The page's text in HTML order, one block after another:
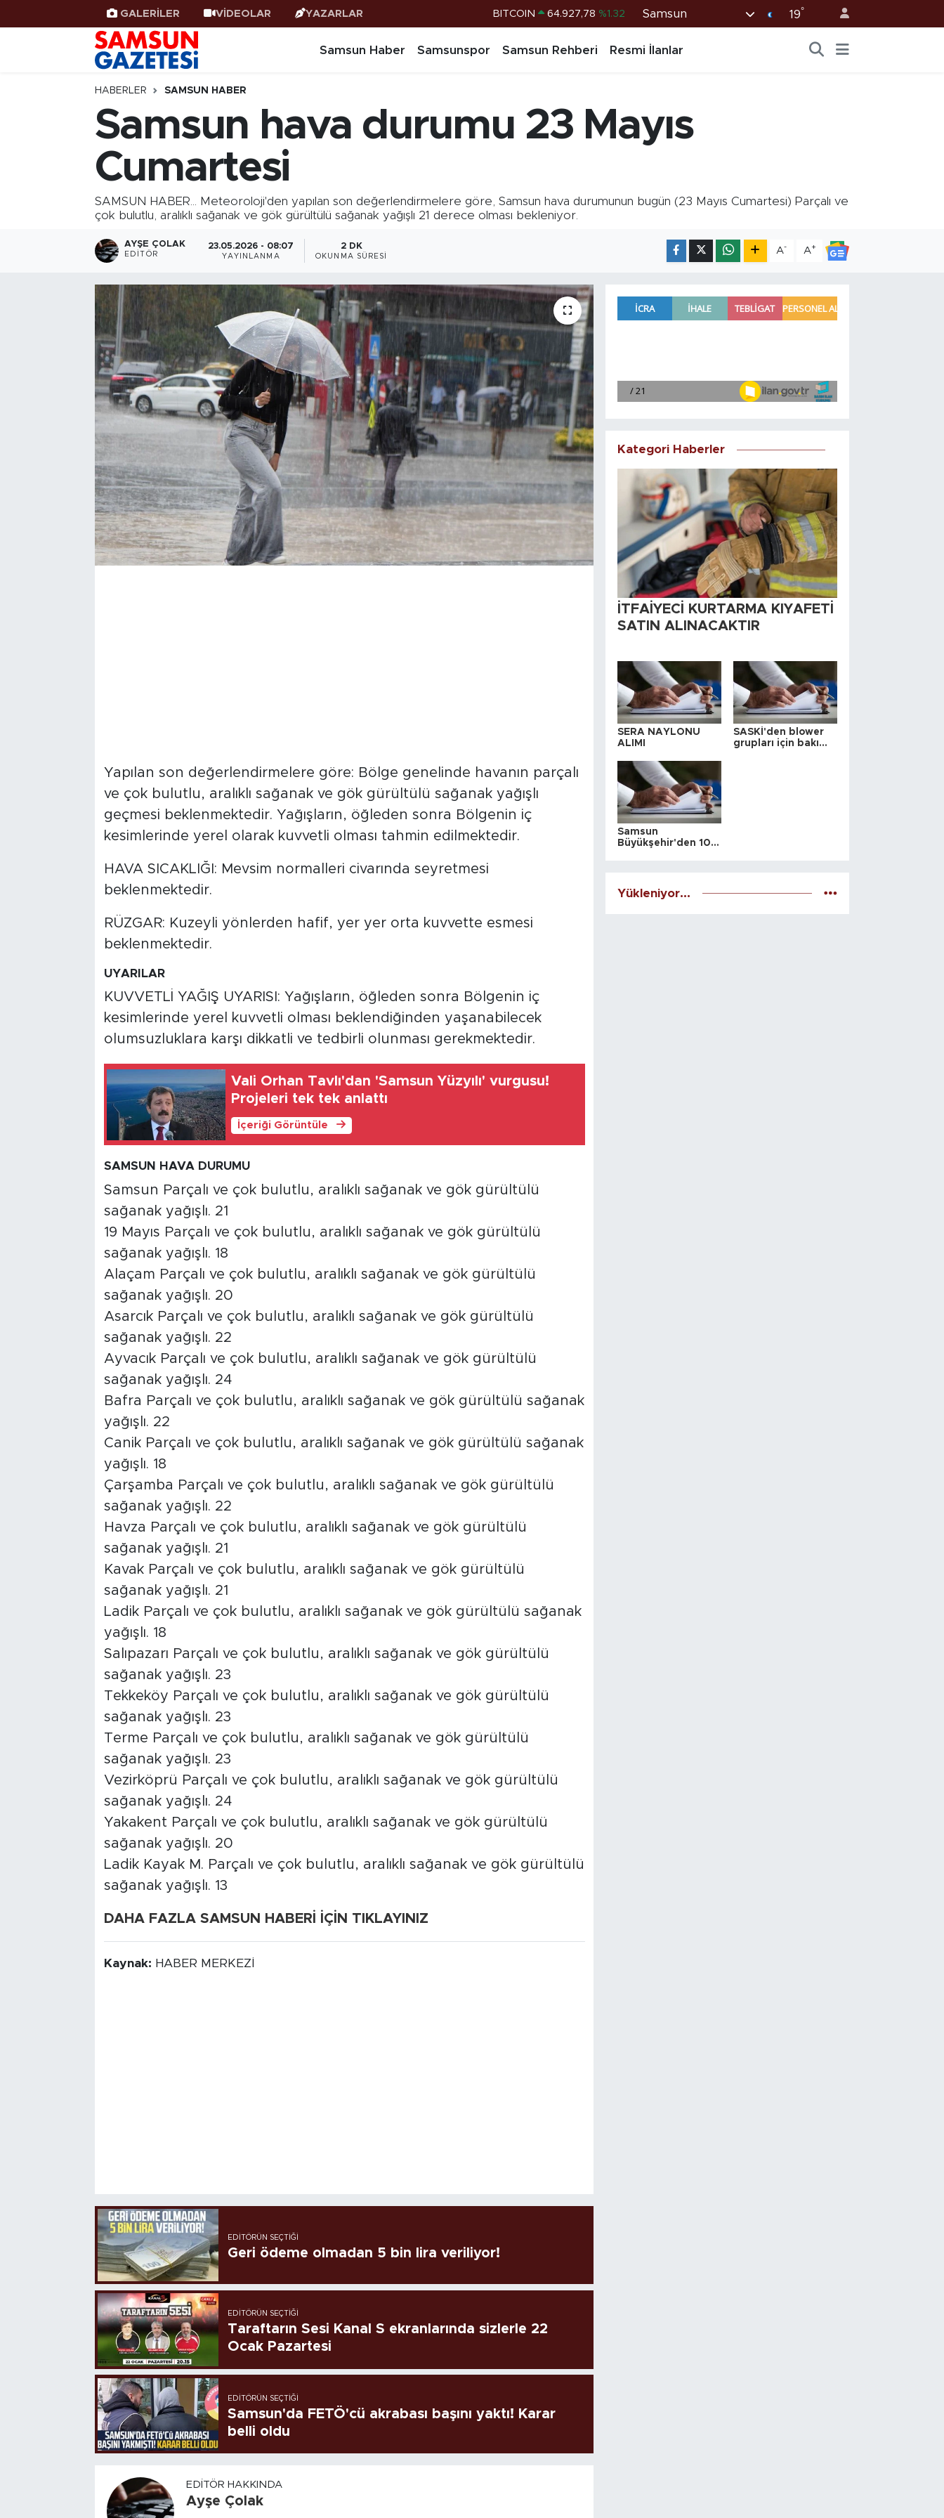
GALERİLER VİDEOLAR YAZARLAR DOLAR 47,5894 %0.08
BİST100 13.703 %11
BITCOIN 64.927,78 %1.32
Samsun 19°
Samsun Haber Samsunspor Samsun Rehberi Resmi İlanlar
HABERLER SAMSUN HABER
Samsun hava durumu 23 Mayıs
Cumartesi
SAMSUN HABER... Meteoroloji'den yapılan son değerlendirmelere göre, Samsun hava durumunun bugün (23 Mayıs Cumartesi) Parçalı ve
çok bulutlu, aralıklı sağanak ve gök gürültülü sağanak yağışlı 21 derece olması bekleniyor.
AYŞE ÇOLAK
EDITÖR
23.05.2026 - 08:07
YAYINLANMA
2 DK
OKUNMA SÜRESI
A- A+
Yapılan son değerlendirmelere göre: Bölge genelinde havanın parçalı
ve çok bulutlu, aralıklı sağanak ve gök gürültülü sağanak yağışlı
geçmesi beklenmektedir. Yağışların, öğleden sonra Bölgenin iç
kesimlerinde yerel olarak kuvvetli olması tahmin edilmektedir.
HAVA SICAKLIĞI: Mevsim normalleri civarında seyretmesi
beklenmektedir.
RÜZGAR: Kuzeyli yönlerden hafif, yer yer orta kuvvette esmesi
beklenmektedir.
UYARILAR
KUVVETLİ YAĞIŞ UYARISI: Yağışların, öğleden sonra Bölgenin iç
kesimlerinde yerel kuvvetli olması beklendiğinden yaşanabilecek
olumsuzluklara karşı dikkatli ve tedbirli olunması gerekmektedir.
Vali Orhan Tavlı'dan 'Samsun Yüzyılı' vurgusu!
Projeleri tek tek anlattı
İçeriği Görüntüle
SAMSUN HAVA DURUMU
Samsun Parçalı ve çok bulutlu, aralıklı sağanak ve gök gürültülü
sağanak yağışlı. 21
19 Mayıs Parçalı ve çok bulutlu, aralıklı sağanak ve gök gürültülü
sağanak yağışlı. 18
Alaçam Parçalı ve çok bulutlu, aralıklı sağanak ve gök gürültülü
sağanak yağışlı. 20
Asarcık Parçalı ve çok bulutlu, aralıklı sağanak ve gök gürültülü
sağanak yağışlı. 22
Ayvacık Parçalı ve çok bulutlu, aralıklı sağanak ve gök gürültülü
sağanak yağışlı. 24
Bafra Parçalı ve çok bulutlu, aralıklı sağanak ve gök gürültülü sağanak
yağışlı. 22
Canik Parçalı ve çok bulutlu, aralıklı sağanak ve gök gürültülü sağanak
yağışlı. 18
Çarşamba Parçalı ve çok bulutlu, aralıklı sağanak ve gök gürültülü
sağanak yağışlı. 22
Havza Parçalı ve çok bulutlu, aralıklı sağanak ve gök gürültülü
sağanak yağışlı. 21
Kavak Parçalı ve çok bulutlu, aralıklı sağanak ve gök gürültülü
sağanak yağışlı. 21
Ladik Parçalı ve çok bulutlu, aralıklı sağanak ve gök gürültülü sağanak
yağışlı. 18
Salıpazarı Parçalı ve çok bulutlu, aralıklı sağanak ve gök gürültülü
sağanak yağışlı. 23
Tekkeköy Parçalı ve çok bulutlu, aralıklı sağanak ve gök gürültülü
sağanak yağışlı. 23
Terme Parçalı ve çok bulutlu, aralıklı sağanak ve gök gürültülü
sağanak yağışlı. 23
Vezirköprü Parçalı ve çok bulutlu, aralıklı sağanak ve gök gürültülü
sağanak yağışlı. 24
Yakakent Parçalı ve çok bulutlu, aralıklı sağanak ve gök gürültülü
sağanak yağışlı. 20
Ladik Kayak M. Parçalı ve çok bulutlu, aralıklı sağanak ve gök gürültülü
sağanak yağışlı. 13
DAHA FAZLA SAMSUN HABERİ İÇİN TIKLAYINIZ
Kaynak: HABER MERKEZİ
EDITÖRÜN SEÇTIĞI
Geri ödeme olmadan 5 bin lira veriliyor!
EDITÖRÜN SEÇTIĞI
Taraftarın Sesi Kanal S ekranlarında sizlerle 22
Ocak Pazartesi
EDITÖRÜN SEÇTIĞI
Samsun'da FETÖ'cü akrabası başını yaktı! Karar
belli oldu
EDITÖR HAKKINDA
Ayşe Çolak
Kategori Haberler
İTFAİYECİ KURTARMA KIYAFETİ
SATIN ALINACAKTIR
SERA NAYLONU
ALIMI
SASKİ'den blower
grupları için bakım
Samsun
Büyükşehir'den 10
Yükleniyor...
Samsun Haber
Samsunspor
Samsun Rehberi
Resmi İlanlar
Samsun Nöbetçi Eczaneler
Samsun Hava Durumu
SAMSUN Namaz Vakitleri
Samsun Trafik Yoğunluk Haritası
Süper Lig Puan Durumu ve Fikstür
Haber Arşivi